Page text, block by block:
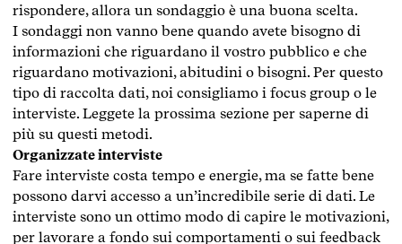
rispondere, allora un sondaggio è una buona scelta.
I sondaggi non vanno bene quando avete bisogno di
informazioni che riguardano il vostro pubblico e che
riguardano motivazioni, abitudini o bisogni. Per questo
tipo di raccolta dati, noi consigliamo i focus group o le
interviste. Leggete la prossima sezione per saperne di
più su questi metodi.
Organizzate interviste
Fare interviste costa tempo e energie, ma se fatte bene
possono darvi accesso a un’incredibile serie di dati. Le
interviste sono un ottimo modo di capire le motivazioni,
per lavorare a fondo sui comportamenti o sui feedback